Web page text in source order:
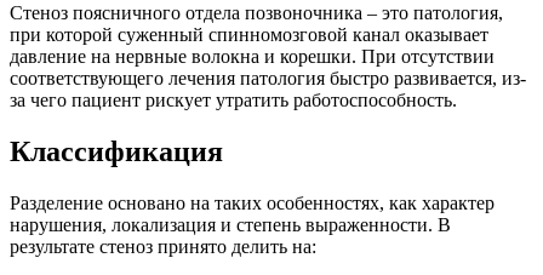
Стеноз поясничного отдела позвоночника – это патология,
при которой суженный спинномозговой канал оказывает
давление на нервные волокна и корешки. При отсутствии
соответствующего лечения патология быстро развивается, из-
за чего пациент рискует утратить работоспособность.
Классификация
Разделение основано на таких особенностях, как характер
нарушения, локализация и степень выраженности. В
результате стеноз принято делить на: